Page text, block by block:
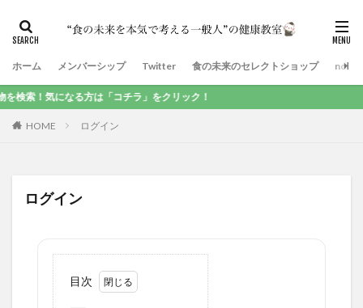
ホーム メンバーシップ Twitter 食の未来のセレクトショップ note
！気になる方は「コチラ」をクリック！
HOME ログイン
ログイン
目次